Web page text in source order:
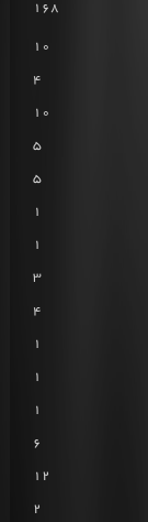
168
10
4
10
5
5
1
1
3
4
1
1
1
6
12
2